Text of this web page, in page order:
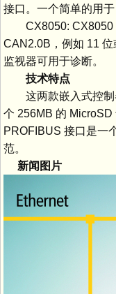
接口。一个简单的用
CX8050: CX8050
CAN2.0B，例如 11
监视器可用于诊断。
技术特点
这两款嵌入式控制器
个 256MB 的
PROFIBUS 接口是一
范。
新闻图片